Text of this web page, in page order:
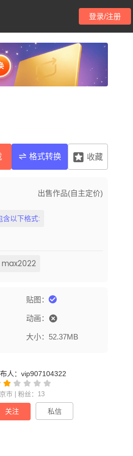
登录/注册
格式转换 收藏
出售作品(自主定价)
含以下格式:
max2022
贴图：
动画：
大小：52.37MB
人：vip907104322
市 | 粉丝：13
关注 私信